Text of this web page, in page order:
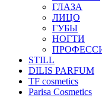
ГЛАЗА
ЛИЦО
ГУБЫ
НОГТИ
STILL
DILIS PARFUM
TF cosmetics
Parisa Cosmetics